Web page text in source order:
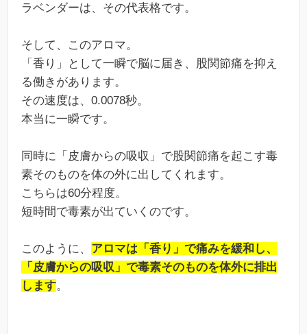
ラベンダーは、その代表格です。
そして、このアロマ。
「香り」として一瞬で脳に届き、股関節痛を抑え
る働きがあります。
その速度は、0.0078秒。
本当に一瞬です。
同時に「皮膚からの吸収」で股関節痛を起こす毒
素そのものを体の外に出してくれます。
こちらは60分程度。
短時間で毒素が出ていくのです。
このように、 アロマは「香り」で痛みを緩和し、
「皮膚からの吸収」で毒素そのものを体外に排出
します。